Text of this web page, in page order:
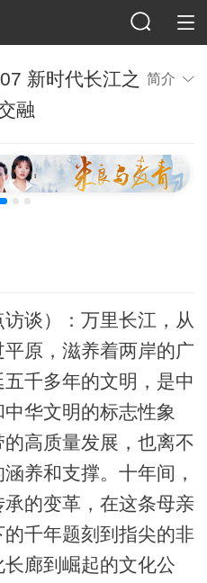
新时代长江之
融
简介
访谈）：万里长江，从
原，滋养着两岸的广
千多年的文明，是中
华文明的标志性象
高质量发展，也离不
养和支撑。十年间，
的变革，在这条母亲
千年题刻到指尖的非
廊到崛起的文化公